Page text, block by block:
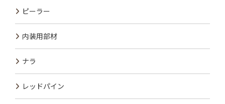
ピーラー
内装用部材
ナラ
レッドパイン